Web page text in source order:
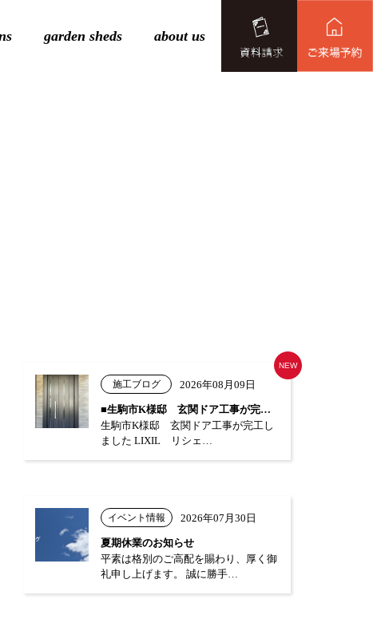
garden sheds about us
施工ブログ 2026年08月09日
■生駒市K様邸 玄関ドア工事が完工しまし…
生駒市K様邸 玄関ドア工事が完工し
ました LIXIL リシェ…
NEW
イベント情報 2026年07月30日
夏期休業のお知らせ
平素は格別のご高配を賜わり、厚く御
礼申し上げます。 誠に勝手…